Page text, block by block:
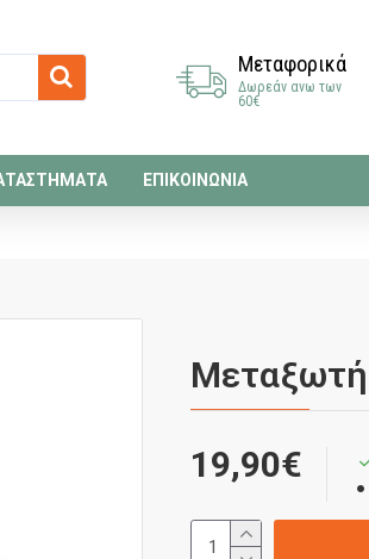
Μεταφορικά
Δωρεάν ανω των
60€
ΕΠΙΚΟΙΝΩΝΙΑ
Μεταξωτή
19,90€